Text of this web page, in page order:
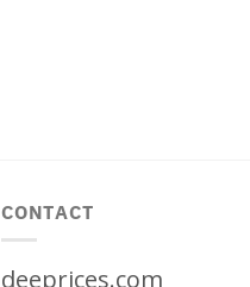
CONTACT
deeprices.com